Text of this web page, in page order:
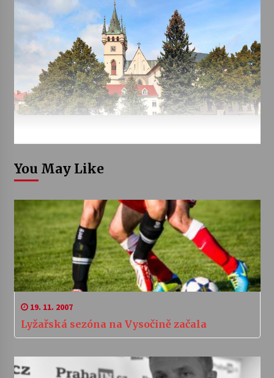
You May Like
19. 11. 2007
Lyžařská sezóna na Vysočině začala